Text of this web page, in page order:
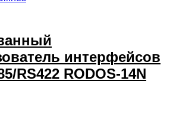
интерфейсов
RS422 RODOS-14N